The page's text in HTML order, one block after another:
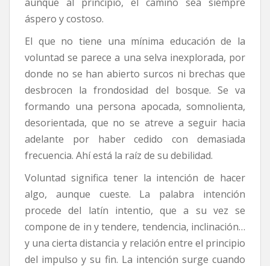
aunque al principio, el camino sea siempre
áspero y costoso.
El que no tiene una mínima educación de la
voluntad se parece a una selva inexplorada, por
donde no se han abierto surcos ni brechas que
desbrocen la frondosidad del bosque. Se va
formando una persona apocada, somnolienta,
desorientada, que no se atreve a seguir hacia
adelante por haber cedido con demasiada
frecuencia. Ahí está la raíz de su debilidad.
Voluntad significa tener la intención de hacer
algo, aunque cueste. La palabra intención
procede del latín intentio, que a su vez se
compone de in y tendere, tendencia, inclinación…
y una cierta distancia y relación entre el principio
del impulso y su fin. La intención surge cuando